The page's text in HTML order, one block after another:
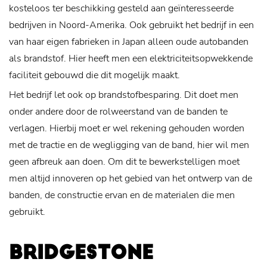
kosteloos ter beschikking gesteld aan geïnteresseerde
bedrijven in Noord-Amerika. Ook gebruikt het bedrijf in een
van haar eigen fabrieken in Japan alleen oude autobanden
als brandstof. Hier heeft men een elektriciteitsopwekkende
faciliteit gebouwd die dit mogelijk maakt.
Het bedrijf let ook op brandstofbesparing. Dit doet men
onder andere door de rolweerstand van de banden te
verlagen. Hierbij moet er wel rekening gehouden worden
met de tractie en de wegligging van de band, hier wil men
geen afbreuk aan doen. Om dit te bewerkstelligen moet
men altijd innoveren op het gebied van het ontwerp van de
banden, de constructie ervan en de materialen die men
gebruikt.
BRIDGESTONE